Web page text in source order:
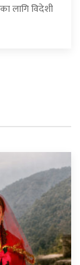
लागि विदेशी